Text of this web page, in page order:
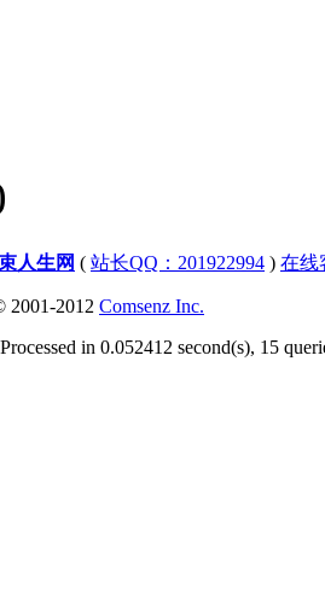
人生网 ( 站长QQ：201922994 ) 在线
2001-2012 Comsenz Inc.
in 0.052412 second(s), 15